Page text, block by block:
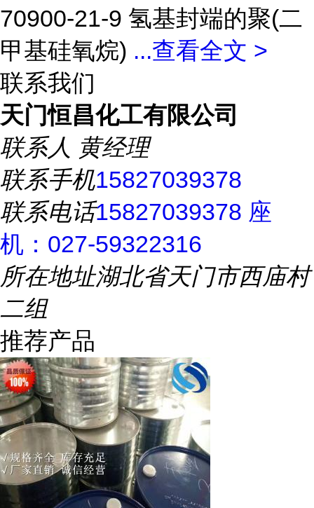
70900-21-9 氢基封端的聚(二
甲基硅氧烷) ...查看全文 >
联系我们
天门恒昌化工有限公司
联系人 黄经理
联系手机15827039378
联系电话15827039378 座
机：027-59322316
所在地址湖北省天门市西庙村
二组
推荐产品